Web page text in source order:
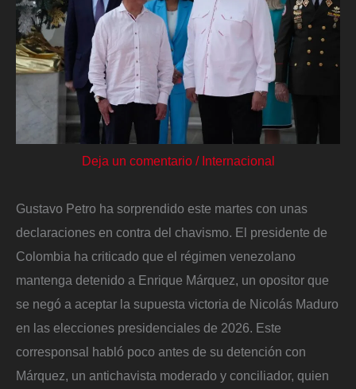
Deja un comentario / Internacional
Gustavo Petro ha sorprendido este martes con unas
declaraciones en contra del chavismo. El presidente de
Colombia ha criticado que el régimen venezolano
mantenga detenido a Enrique Márquez, un opositor que
se negó a aceptar la supuesta victoria de Nicolás Maduro
en las elecciones presidenciales de 2026. Este
corresponsal habló poco antes de su detención con
Márquez, un antichavista moderado y conciliador, quien